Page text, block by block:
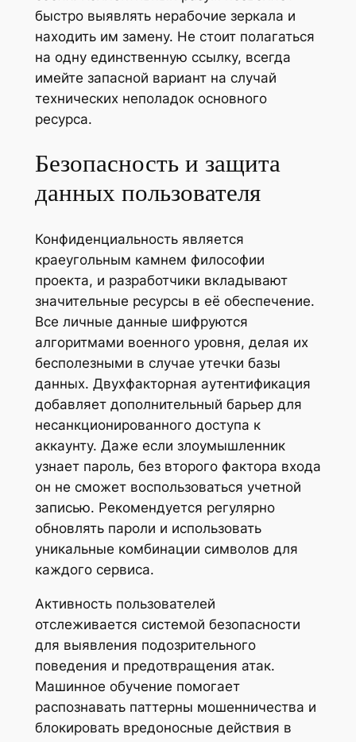
быстро выявлять нерабочие зеркала и
находить им замену. Не стоит полагаться
на одну единственную ссылку, всегда
имейте запасной вариант на случай
технических неполадок основного
ресурса.
Безопасность и защита
данных пользователя
Конфиденциальность является
краеугольным камнем философии
проекта, и разработчики вкладывают
значительные ресурсы в её обеспечение.
Все личные данные шифруются
алгоритмами военного уровня, делая их
бесполезными в случае утечки базы
данных. Двухфакторная аутентификация
добавляет дополнительный барьер для
несанкционированного доступа к
аккаунту. Даже если злоумышленник
узнает пароль, без второго фактора входа
он не сможет воспользоваться учетной
записью. Рекомендуется регулярно
обновлять пароли и использовать
уникальные комбинации символов для
каждого сервиса.
Активность пользователей
отслеживается системой безопасности
для выявления подозрительного
поведения и предотвращения атак.
Машинное обучение помогает
распознавать паттерны мошенничества и
блокировать вредоносные действия в